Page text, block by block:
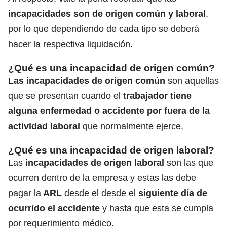
incapacidades son de origen común y laboral,
por lo que dependiendo de cada tipo se deberá
hacer la respectiva liquidación.
¿Qué es una incapacidad de origen común?
Las incapacidades de origen común son aquellas
que se presentan cuando el trabajador tiene
alguna enfermedad o accidente por fuera de la
actividad laboral que normalmente ejerce.
¿Qué es una incapacidad de origen laboral?
Las incapacidades de origen laboral son las que
ocurren dentro de la empresa y estas las debe
pagar la ARL desde el desde el siguiente día de
ocurrido el accidente y hasta que esta se cumpla
por requerimiento médico.